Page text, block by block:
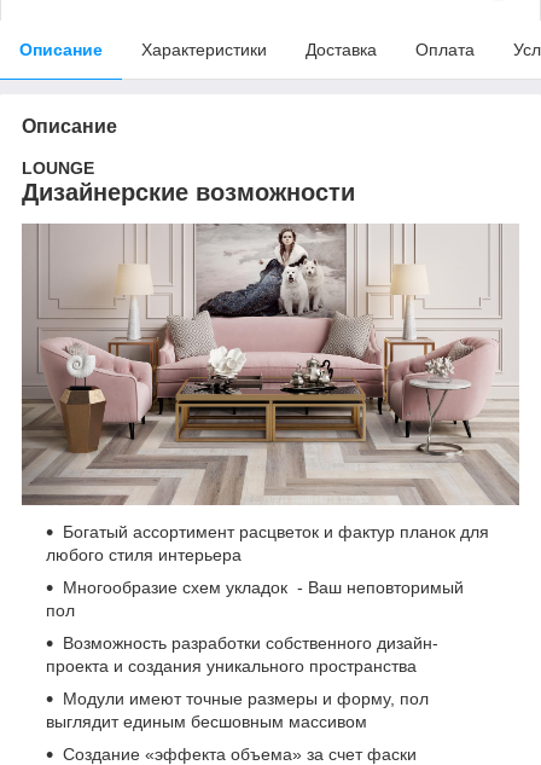
Описание Характеристики Доставка Оплата
Описание
LOUNGE
Дизайнерские возможности
Богатый ассортимент расцветок и фактур планок для
любого стиля интерьера
Многообразие схем укладок - Ваш неповторимый
пол
Возможность разработки собственного дизайн-
проекта и создания уникального пространства
Модули имеют точные размеры и форму, пол
выглядит единым бесшовным массивом
Создание «эффекта объема» за счет фаски